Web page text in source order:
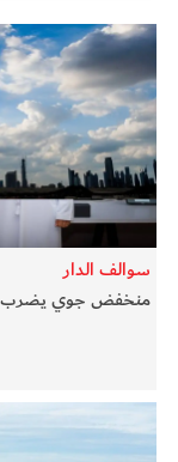
سوالف الدار
منخفض جوي يضرب